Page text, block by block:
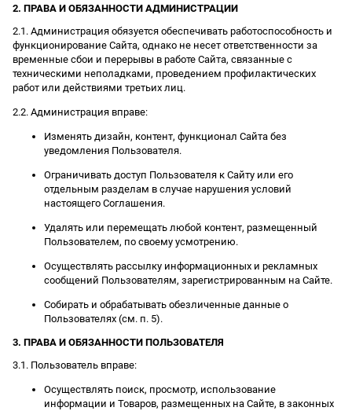
2. ПРАВА И ОБЯЗАННОСТИ АДМИНИСТРАЦИИ
2.1. Администрация обязуется обеспечивать работоспособность и
функционирование Сайта, однако не несет ответственности за
временные сбои и перерывы в работе Сайта, связанные с
техническими неполадками, проведением профилактических
работ или действиями третьих лиц.
2.2. Администрация вправе:
Изменять дизайн, контент, функционал Сайта без
уведомления Пользователя.
Ограничивать доступ Пользователя к Сайту или его
отдельным разделам в случае нарушения условий
настоящего Соглашения.
Удалять или перемещать любой контент, размещенный
Пользователем, по своему усмотрению.
Осуществлять рассылку информационных и рекламных
сообщений Пользователям, зарегистрированным на Сайте.
Собирать и обрабатывать обезличенные данные о
Пользователях (см. п. 5).
3. ПРАВА И ОБЯЗАННОСТИ ПОЛЬЗОВАТЕЛЯ
3.1. Пользователь вправе:
Осуществлять поиск, просмотр, использование
информации и Товаров, размещенных на Сайте, в законных